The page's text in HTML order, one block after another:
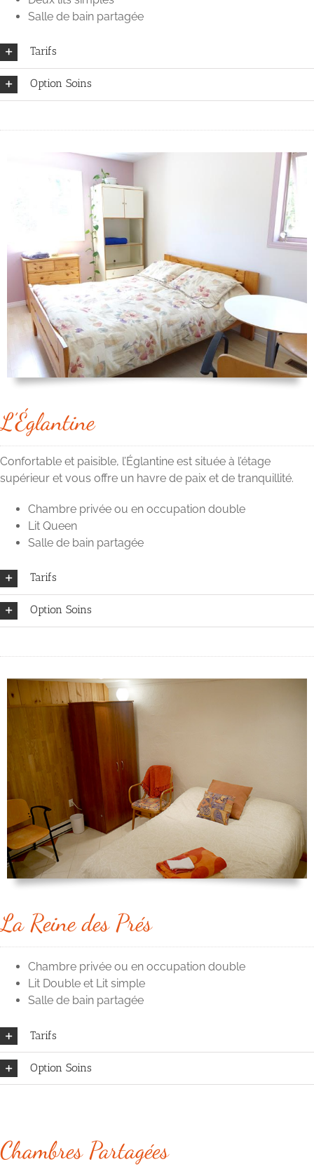
Salle de bain partagée
Tarifs
Option Soins
L’Églantine
Confortable et paisible, l’Églantine est située à l’étage
supérieur et vous offre un havre de paix et de tranquillité.
Chambre privée ou en occupation double
Lit Queen
Salle de bain partagée
Tarifs
Option Soins
La Reine des Prés
Chambre privée ou en occupation double
Lit Double et Lit simple
Salle de bain partagée
Tarifs
Option Soins
Chambres Partagées